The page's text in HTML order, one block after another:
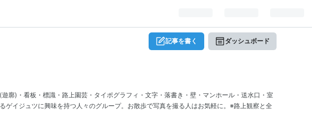
記事を書く ダッシュボード
廓)・看板・標識・路上園芸・タイポグラフィ・文字・落書き・壁・マンホール・送水口・室
ゲイジュツに興味を持つ人々のグループ。お散歩で写真を撮る人はお気軽に。※路上観察と全